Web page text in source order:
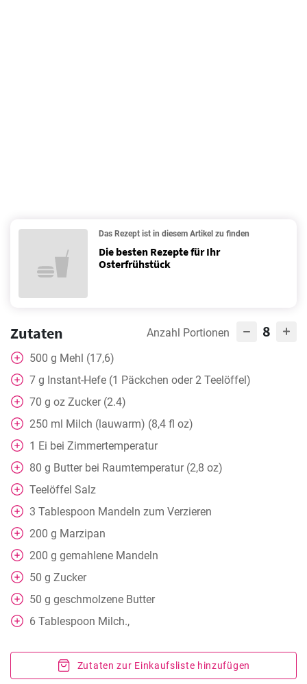
Das Rezept ist in diesem Artikel zu finden
Die besten Rezepte für Ihr
Osterfrühstück
Zutaten Anzahl Portionen 8
500 g Mehl (17,6)
7 g Instant-Hefe (1 Päckchen oder 2 Teelöffel)
70 g oz Zucker (2.4)
250 ml Milch (lauwarm) (8,4 fl oz)
1 Ei bei Zimmertemperatur
80 g Butter bei Raumtemperatur (2,8 oz)
Teelöffel Salz
3 Tablespoon Mandeln zum Verzieren
200 g Marzipan
200 g gemahlene Mandeln
50 g Zucker
50 g geschmolzene Butter
6 Tablespoon Milch.,
Zutaten zur Einkaufsliste hinzufügen